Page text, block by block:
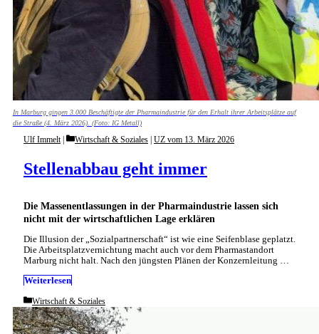
In Marburg gingen 3.000 Beschäftigte der Pharmaindustrie für den Erhalt ihrer Arbeitsplätze auf
die Straße (4. März 2026). (Foto: IG Metall)
Die Massenentlassungen in der Pharmaindustrie lassen sich
nicht mit der wirtschaftlichen Lage erklären
Stellenabbau geht immer
Ulf Immelt Categories
Wirtschaft & Soziales | UZ vom 13. März 2026
Die Illusion der „Sozialpartnerschaft“ ist wie eine Seifenblase geplatzt.
Die Arbeitsplatzvernichtung macht auch vor dem Pharmastandort
Marburg nicht halt. Nach den jüngsten Plänen der Konzernleitung …
Weiterlesen
Categories
Wirtschaft & Soziales